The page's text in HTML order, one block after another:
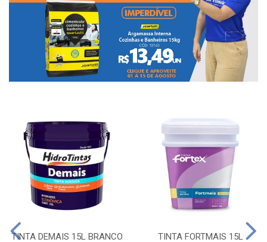
TINTA DEMAIS 15L BRANCO TINTA FORTMAIS 15L